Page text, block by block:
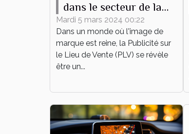
dans le secteur de la
mode
Mardi 5 mars 2024 00:22
Dans un monde où l'image de
marque est reine, la Publicité sur
le Lieu de Vente (PLV) se révèle
être un...